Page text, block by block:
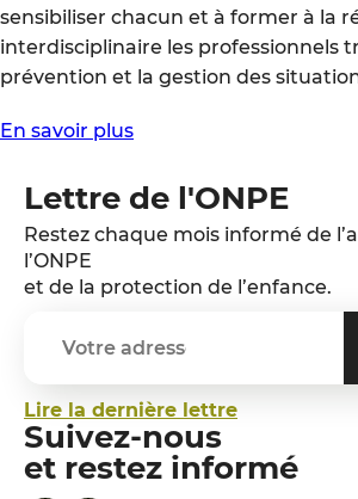
sensibiliser chacun et à former à la
interdisciplinaire les professionnels
prévention et la gestion des
En savoir plus
Lettre de l'ONPE
Restez chaque mois informé de
l’ONPE
et de la protection de l’enfance.
Lire la dernière lettre
Suivez-nous
et restez informé